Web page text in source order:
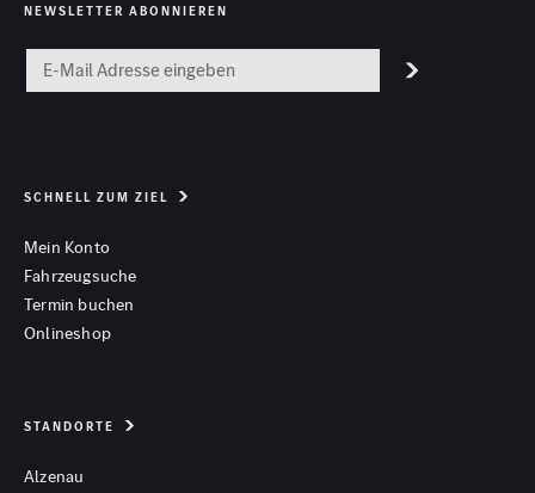
NEWSLETTER ABONNIEREN
SCHNELL ZUM ZIEL
Mein Konto
Fahrzeugsuche
Termin buchen
Onlineshop
STANDORTE
Alzenau